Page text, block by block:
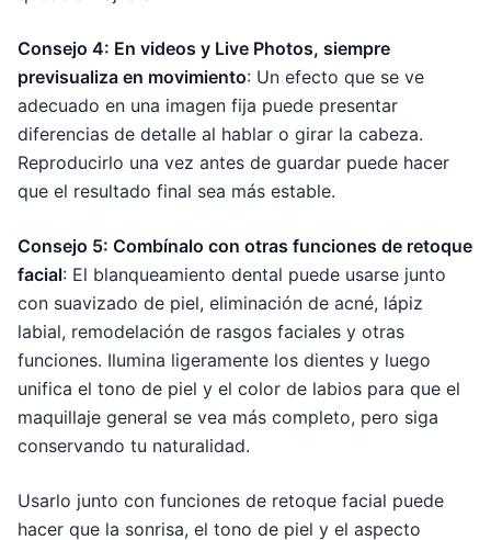
Consejo 4: En videos y Live Photos, siempre
previsualiza en movimiento: Un efecto que se ve
adecuado en una imagen fija puede presentar
diferencias de detalle al hablar o girar la cabeza.
Reproducirlo una vez antes de guardar puede hacer
que el resultado final sea más estable.
Consejo 5: Combínalo con otras funciones de retoque
facial: El blanqueamiento dental puede usarse junto
con suavizado de piel, eliminación de acné, lápiz
labial, remodelación de rasgos faciales y otras
funciones. Ilumina ligeramente los dientes y luego
unifica el tono de piel y el color de labios para que el
maquillaje general se vea más completo, pero siga
conservando tu naturalidad.
Usarlo junto con funciones de retoque facial puede
hacer que la sonrisa, el tono de piel y el aspecto